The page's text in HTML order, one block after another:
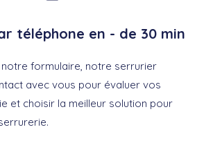
téléphone en - de 30 min
formulaire, notre serrurier
avec vous pour évaluer vos
et choisir la meilleur solution pour